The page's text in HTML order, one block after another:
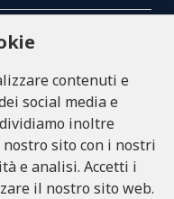
contenuti e
social media e
inoltre
sito con i nostri
e analisi. Accetti i
il nostro sito web.